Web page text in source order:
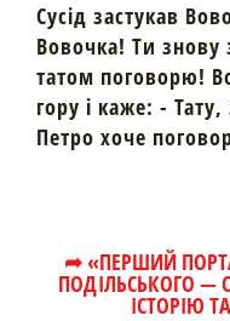
Сусід застукав
Вовочка! Ти знову
татом поговорю!
гору і каже: -
Петро хоче
➦ «ПЕРШИЙ
ПОДІЛЬСЬКОГО —
ІСТОРІЮ